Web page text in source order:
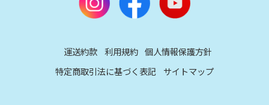
運送約款 利用規約 個人情報保護方針
特定商取引法に基づく表記
サイトマップ